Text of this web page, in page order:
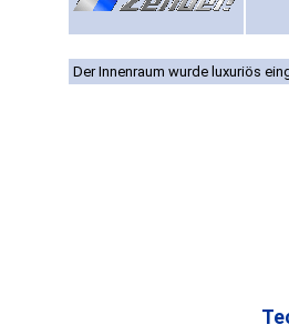
Der Innenraum wurde luxuriös